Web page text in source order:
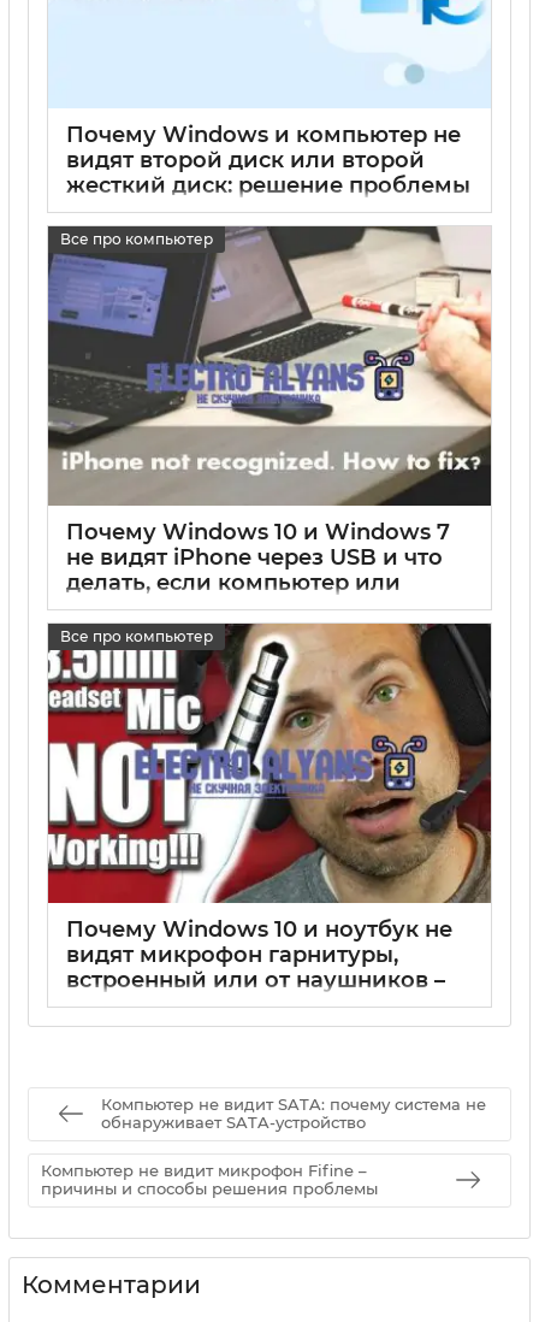
Почему Windows и компьютер не
видят второй диск или второй
жесткий диск: решение проблемы
на Windows 10 и Windows 7
17 05 2025 0
Все про компьютер
Почему Windows 10 и Windows 7
не видят iPhone через USB и что
делать, если компьютер или
ноутбук не видит подключенный
айфон
17 05 2025 0
Все про компьютер
Почему Windows 10 и ноутбук не
видят микрофон гарнитуры,
встроенный или от наушников –
решения и причины
Компьютер не видит SATA: почему система не
обнаруживает SATA-устройство
Компьютер не видит микрофон Fifine –
причины и способы решения проблемы
Комментарии